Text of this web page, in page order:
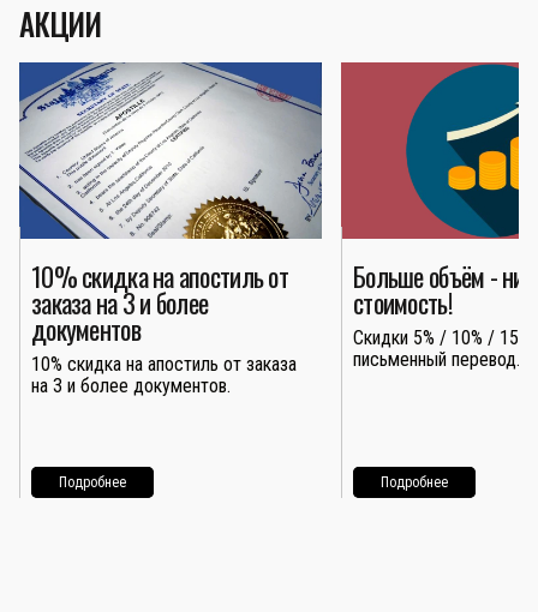
АКЦИИ
10% скидка на апостиль от
заказа на 3 и более
документов
10% скидка на апостиль от заказа
на 3 и более документов.
Подробнее
Больше объём -
стоимость!
Скидки 5% / 10% / 15%
письменный перевод.
Подробнее